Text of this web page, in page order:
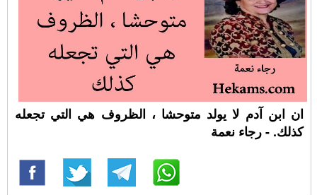
ان ابن آدم لا يولد متوحشا ، الظروف هي التي تجعله
كذلك. - رجاء نعمة